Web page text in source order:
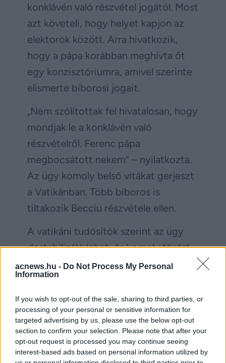
acnews.hu - Do Not Process My Personal
Information
If you wish to opt-out of the sale, sharing to third parties, or
processing of your personal or sensitive information for
targeted advertising by us, please use the below opt-out
section to confirm your selection. Please note that after your
opt-out request is processed you may continue seeing
interest-based ads based on personal information utilized by
konklávén való részvétel jogától. Most
azt követeli, hogy helyet kapjon az
elektorok között. Arra hivatkozik,
hogy a pápa korábban meghívta őt
egy konzisztóriumra, amivel szerinte
elismerte bíborosi jogait.
„Nem szólítottak fel hivatalosan, hogy
mondjak le a konklávén való
részvételről. Ferenc pápa
megbocsátott nekem” – nyilatkozta.
Az ügy komoly belső vitákat gerjeszt
a Vatikánban. Több bíboros is
tiltakozik Becciu részvétele ellen.
A vatikáni tudósítók szerint az ügy
destabilizáló lehet, és komoly törést
okozhat a bíborosi testületen belül.
Egy olasz napilap egyenesen a
„konklávé fekete bárányának” nevezi
a bíborost.Ezzel is jelezve, milyen
súlyos presztízsveszteséget jelent az
ügy a katolikus egyház számára a